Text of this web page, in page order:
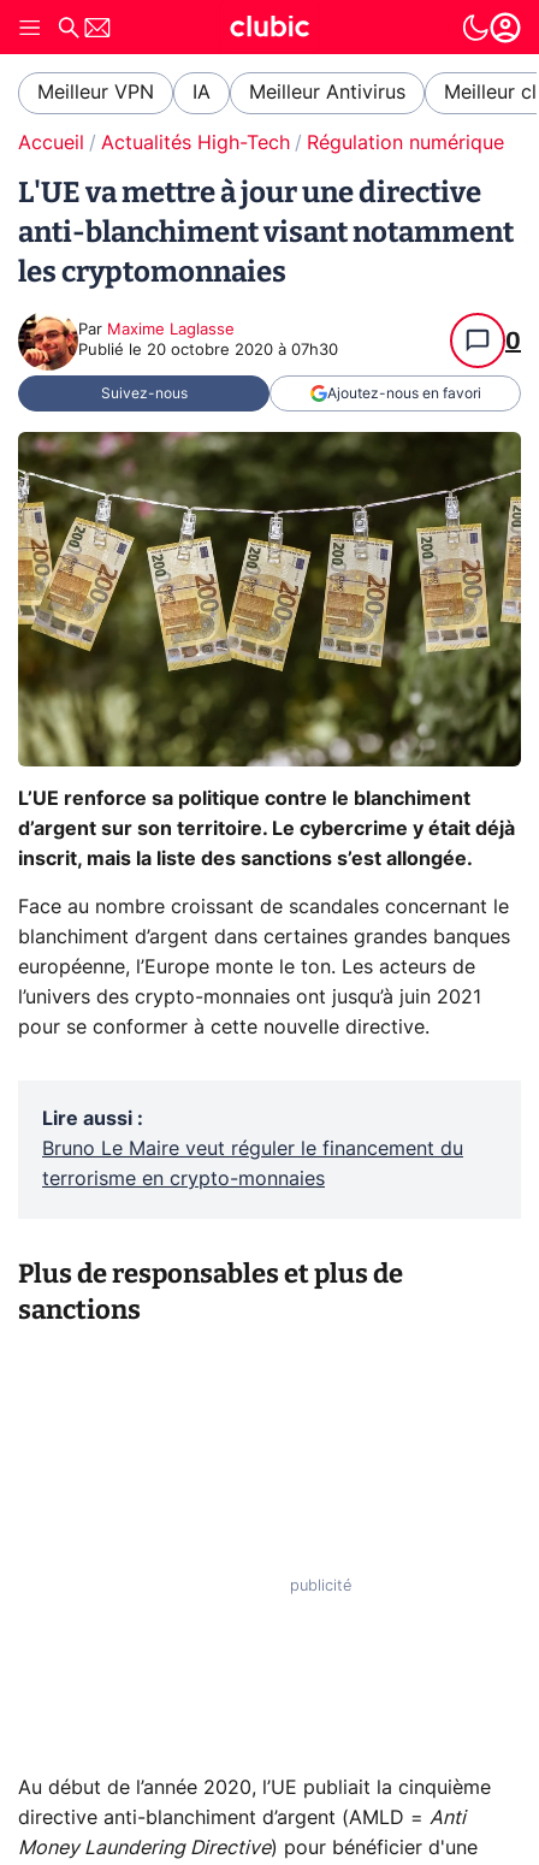
Meilleur VPN IA Meilleur Antivirus Meilleur
Accueil Actualités High-Tech Régulation numérique
L'UE va mettre à jour une directive
anti-blanchiment visant notamment
les cryptomonnaies
Par Maxime Laglasse
Publié le 20 octobre 2020 à 07h30 0
Suivez-nous Ajoutez-nous en favori
L’UE renforce sa politique contre le blanchiment
d’argent sur son territoire. Le cybercrime y était déjà
inscrit, mais la liste des sanctions s’est allongée.
Face au nombre croissant de scandales concernant le
blanchiment d’argent dans certaines grandes banques
européenne, l’Europe monte le ton. Les acteurs de
l’univers des crypto-monnaies ont jusqu’à juin 2021
pour se conformer à cette nouvelle directive.
Lire aussi :
Bruno Le Maire veut réguler le financement du
terrorisme en crypto-monnaies
Plus de responsables et plus de
sanctions
Au début de l’année 2020, l’UE publiait la cinquième
directive anti-blanchiment d’argent (AMLD = Anti
Money Laundering Directive) pour bénéficier d'une